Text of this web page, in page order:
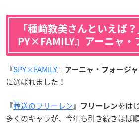
「種﨑敦美さんといえば
PY×FAMILY』アーニャ・
『SPY×FAMILY』 アーニャ・フォージャ
に選ばれました！
『葬送のフリーレン』 フリーレンをは
多くのキャラが、今年も引き続きほぼ